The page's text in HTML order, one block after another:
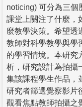
noticing) 可分為三個
課堂上關注了什麼，
麼教學決策。希望透
教師對科學教學與學
的學習情境。本研究
析，研究設計為拍攝
集該課程學生作品，
研究者篩選覺察影片
觀看焦點教師拍攝之